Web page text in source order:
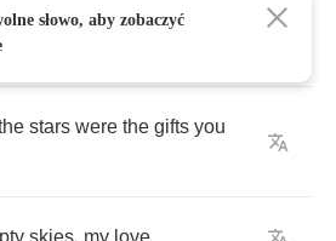
stars were the gifts you
skies, my love
słowo, aby zobaczyć